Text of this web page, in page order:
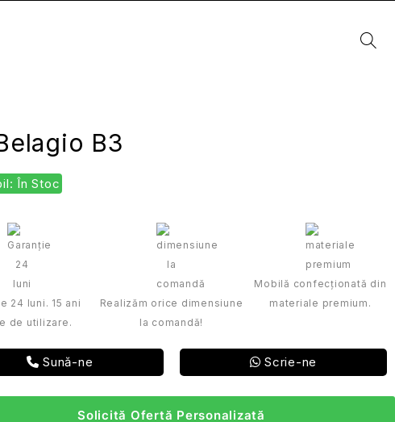
B3
În Stoc
24 luni. 15 ani
de utilizare.
Realizăm orice dimensiune
la comandă!
Mobilă confecționată din
materiale premium.
Sună-ne Scrie-ne
Solicită Ofertă Personalizată